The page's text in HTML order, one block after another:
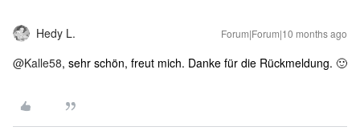
Hedy L. Forum|Forum|10 months ago
@Kalle58, sehr schön, freut mich. Danke für die Rückmeldung. 🙂